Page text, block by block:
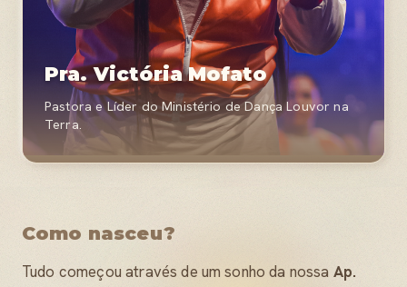
Pra. Victória Mofato
Pastora e Líder do Ministério de Dança Louvor na
Terra.
Como nasceu?
Tudo começou através de um sonho da nossa Ap.